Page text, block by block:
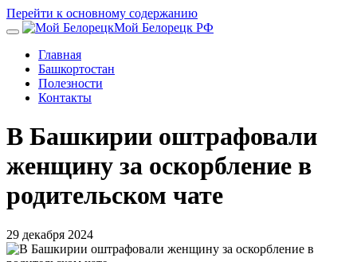
Перейти к основному содержанию
Мой Белорецк РФ
Главная
Башкортостан
Полезности
Контакты
В Башкирии оштрафовали
женщину за оскорбление в
родительском чате
29 декабря 2024